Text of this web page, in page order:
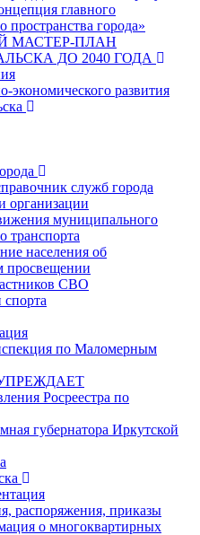
главного
пространства города»
МАСТЕР-ПЛАН
ДО 2040 ГОДА
экономического развития
служб города
организации
муниципального
транспорта
населения об
просвещении
СВО
по Маломерным
Росреестра по
губернатора Иркутской
распоряжения, приказы
о многоквартирных